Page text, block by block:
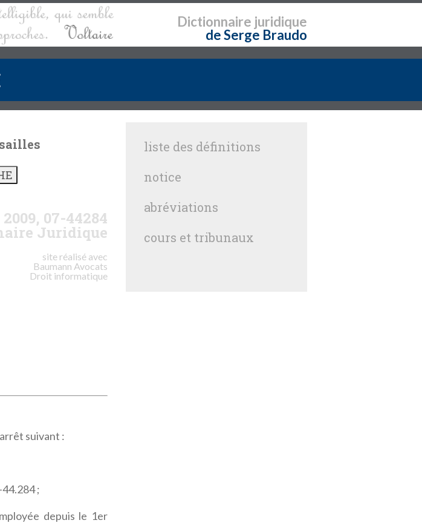
Dictionnaire juridique
de Serge Braudo
07-44284
Juridique
site réalisé avec
Baumann Avocats
Droit informatique
suivant :
;
depuis le 1er
liste des définitions
notice
abréviations
cours et tribunaux